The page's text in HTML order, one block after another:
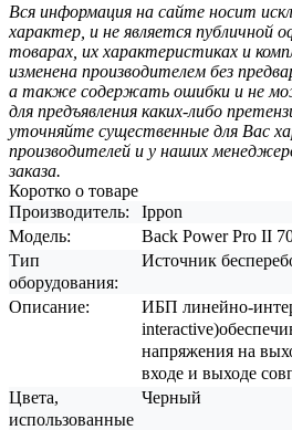
Вся информация на сайте носит
характер, и не является публичной
товарах, их характеристиках и
изменена производителем без
а также содержать ошибки и не
для предъявления каких-либо
уточняйте существенные для Вас
производителей и у наших
заказа.
Коротко о товаре
Производитель:
Ippon
Модель:
Back Power Pro II
Тип
оборудования:
Источник
Описание:
ИБП линейно-
напряжения на
входе и выходе
Цвета,
использованные
Черный